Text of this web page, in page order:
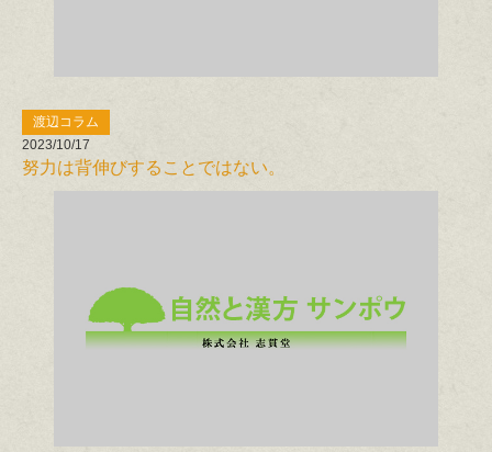
渡辺コラム
2023/10/17
努力は背伸びすることではない。